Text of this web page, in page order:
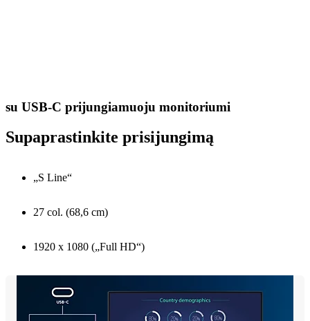
su USB-C prijungiamuoju monitoriumi
Supaprastinkite prisijungimą
„S Line“
27 col. (68,6 cm)
1920 x 1080 („Full HD“)